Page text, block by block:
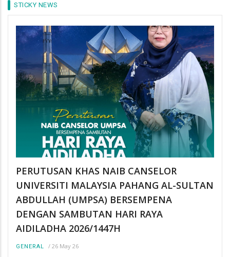
STICKY NEWS
PERUTUSAN KHAS NAIB CANSELOR
UNIVERSITI MALAYSIA PAHANG AL-SULTAN
ABDULLAH (UMPSA) BERSEMPENA
DENGAN SAMBUTAN HARI RAYA
AIDILADHA 2026/1447H
GENERAL / 26 May 26